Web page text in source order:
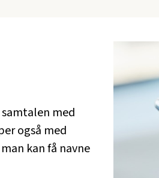
med
også med
kan få navne